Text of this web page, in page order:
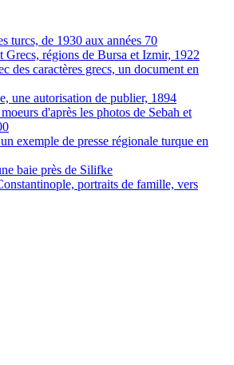
turcs, de 1930 aux années 70
Grecs, régions de Bursa et Izmir, 1922
des caractères grecs, un document en
une autorisation de publier, 1894
d'après les photos de Sebah et
exemple de presse régionale turque en
baie près de Silifke
portraits de famille, vers